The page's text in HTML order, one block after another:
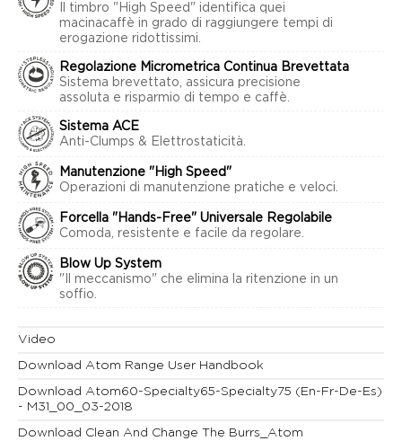
Il timbro "High Speed" identifica quei
macinacaffè in grado di raggiungere tempi di
erogazione ridottissimi.
Regolazione Micrometrica Continua Brevettata
Sistema brevettato, assicura precisione
assoluta e risparmio di tempo e caffè.
Sistema ACE
Anti-Clumps & Elettrostaticità.
Manutenzione "High Speed"
Operazioni di manutenzione pratiche e veloci.
Forcella "Hands-Free" Universale Regolabile
Comoda, resistente e facile da regolare.
Blow Up System
"Il meccanismo" che elimina la ritenzione in un
soffio.
Video
Download Atom Range User Handbook
Download Atom60-Specialty65-Specialty75 (En-Fr-De-Es)
- M31_00_03-2018
Download Clean And Change The Burrs_Atom